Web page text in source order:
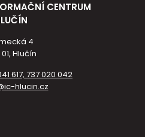
CENTRUM
4
Hlučín
617, 737 020 042
hlucin.cz